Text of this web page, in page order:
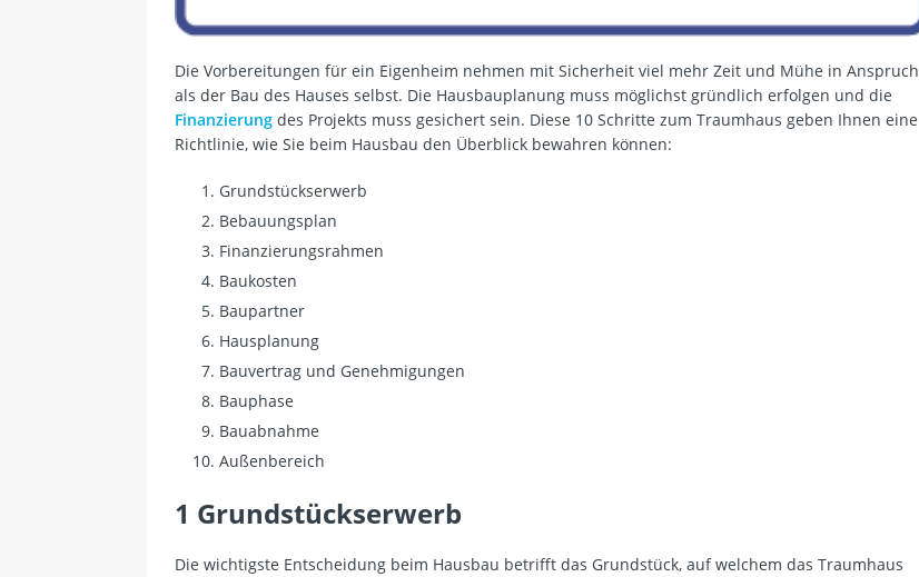
Die Vorbereitungen für ein Eigenheim nehmen mit Sicherheit viel mehr Zeit und Mühe in Anspruch
als der Bau des Hauses selbst. Die Hausbauplanung muss möglichst gründlich erfolgen und die
Finanzierung des Projekts muss gesichert sein. Diese 10 Schritte zum Traumhaus geben Ihnen eine
Richtlinie, wie Sie beim Hausbau den Überblick bewahren können:
Grundstückserwerb
Bebauungsplan
Finanzierungsrahmen
Baukosten
Baupartner
Hausplanung
Bauvertrag und Genehmigungen
Bauphase
Bauabnahme
Außenbereich
1 Grundstückserwerb
Die wichtigste Entscheidung beim Hausbau betrifft das Grundstück, auf welchem das Traumhaus